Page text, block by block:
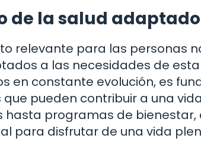
de la salud
relevante para las personas
a las necesidades de
en constante evolución, es
que pueden contribuir a una
hasta programas de
para disfrutar de una vida